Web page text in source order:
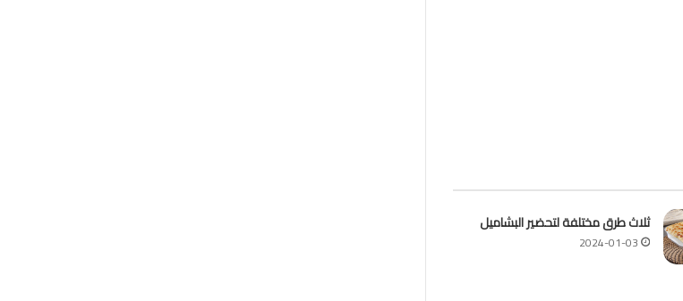
ثلاث طرق مختلفة لتحضير البشاميل
2024-01-03